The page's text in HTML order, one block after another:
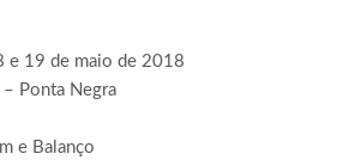
e 19 de maio de 2018
– Ponta Negra
e Balanço